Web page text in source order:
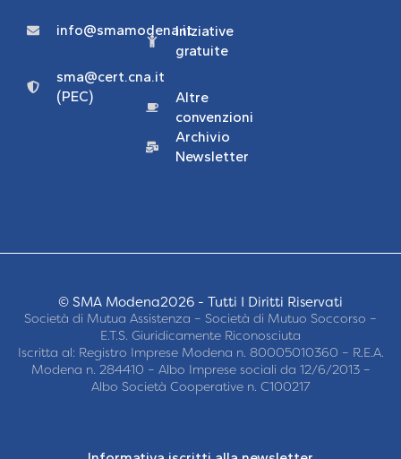
info@smamodena.it
sma@cert.cna.it
(PEC)
Iniziative
gratuite
Altre
convenzioni
Archivio
Newsletter
© SMA Modena2026 - Tutti I Diritti Riservati
Società di Mutua Assistenza – Società di Mutuo Soccorso –
E.T.S. Giuridicamente Riconosciuta
Iscritta al: Registro Imprese Modena n. 80005010360 – R.E.A.
Modena n. 284410 – Albo Imprese sociali da 12/6/2013 –
Albo Società Cooperative n. C100217